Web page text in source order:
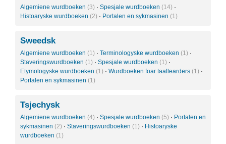
Algemiene wurdboeken (3) · Spesjale wurdboeken (14) ·
Histoaryske wurdboeken (2) · Portalen en sykmasinen (1)
Sweedsk
Algemiene wurdboeken (1) · Terminologyske wurdboeken (1) ·
Staveringswurdboeken (1) · Spesjale wurdboeken (1) ·
Etymologyske wurdboeken (1) · Wurdboeken foar taallearders (1) ·
Portalen en sykmasinen (1)
Tsjechysk
Algemiene wurdboeken (4) · Spesjale wurdboeken (5) · Portalen en
sykmasinen (2) · Staveringswurdboeken (1) · Histoaryske
wurdboeken (1)